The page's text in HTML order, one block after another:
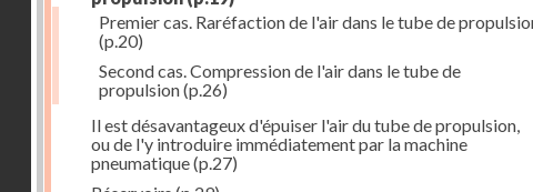
Premier cas. Raréfaction de l'air dans le tube de
(p.20)
Second cas. Compression de l'air dans le tube de
propulsion(p.26)
Il est désavantageux d'épuiser l'air du tube de propulsion,
ou de l'y introduire immédiatement par la machine
pneumatique(p.27)